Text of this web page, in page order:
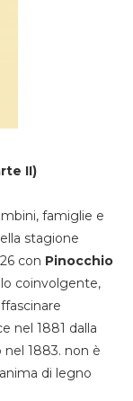
II)
famiglie e
stagione
con Pinocchio
coinvolgente,
nel 1881 dalla
nel 1883. non è
di legno